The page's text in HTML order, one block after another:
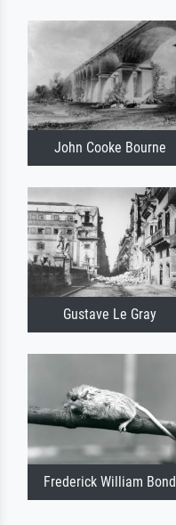
John Cooke Bourne
Gustave Le Gray
Frederick William Bond